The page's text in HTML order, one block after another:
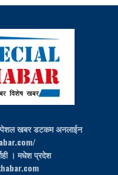
स्पेशल खबर डटकम अनलाईन
। मधेश प्रदेश